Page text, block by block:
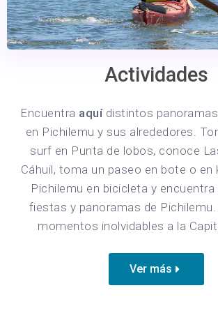
Actividades
Encuentra aquídistintos
en Pichilemu y sus alrededores.
surf en Punta de lobos, conoce
Cáhuil, toma un paseo en bote o en
Pichilemu en bicicleta y
fiestas y panoramas de Pichilemu.
momentos inolvidables a la
Ver más